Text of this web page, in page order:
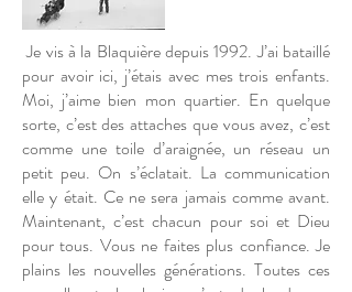
Je vis à la Blaquière depuis 1992. J’ai bataillé
pour avoir ici, j’étais avec mes trois enfants.
Moi, j’aime bien mon quartier. En quelque
sorte, c’est des attaches que vous avez, c’est
comme une toile d’araignée, un réseau un
petit peu. On s’éclatait. La communication
elle y était. Ce ne sera jamais comme avant.
Maintenant, c’est chacun pour soi et Dieu
pour tous. Vous ne faites plus confiance. Je
plains les nouvelles générations. Toutes ces